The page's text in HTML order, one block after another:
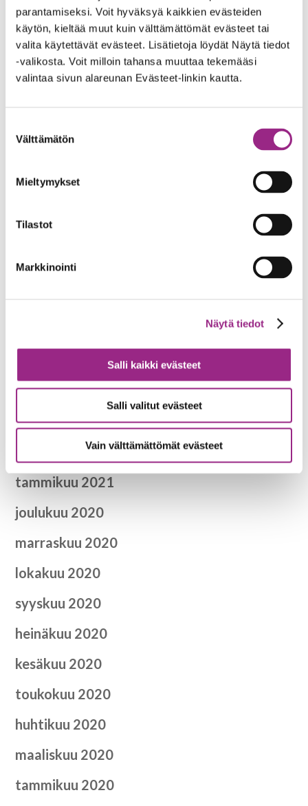
parantamiseksi. Voit hyväksyä kaikkien evästeiden
käytön, kieltää muut kuin välttämättömät evästeet tai
valita käytettävät evästeet. Lisätietoja löydät Näytä tiedot
-valikosta. Voit milloin tahansa muuttaa tekemääsi
valintaa sivun alareunan Evästeet-linkin kautta.
valinta
Välttämätön
Mieltymykset
Tilastot
Markkinointi
Näytä tiedot
Salli kaikki evästeet
Salli valitut evästeet
Vain välttämättömät evästeet
maaliskuu 2023
tammikuu 2023
kesäkuu 2022
joulukuu 2021
toukokuu 2021
huhtikuu 2021
helmikuu 2021
tammikuu 2021
joulukuu 2020
marraskuu 2020
lokakuu 2020
syyskuu 2020
heinäkuu 2020
kesäkuu 2020
toukokuu 2020
huhtikuu 2020
maaliskuu 2020
tammikuu 2020